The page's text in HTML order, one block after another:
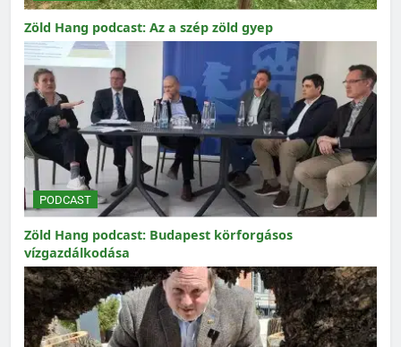
Zöld Hang podcast: Az a szép zöld gyep
PODCAST
Zöld Hang podcast: Budapest körforgásos
vízgazdálkodása